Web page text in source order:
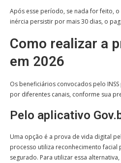
Após esse período, se nada for feito,
inércia persistir por mais 30 dias, o
Como realizar a
em 2026
Os beneficiários convocados pelo
por diferentes canais, conforme sua
Pelo aplicativo
Uma opção é a prova de vida digital
processo utiliza reconhecimento
segurado. Para utilizar essa